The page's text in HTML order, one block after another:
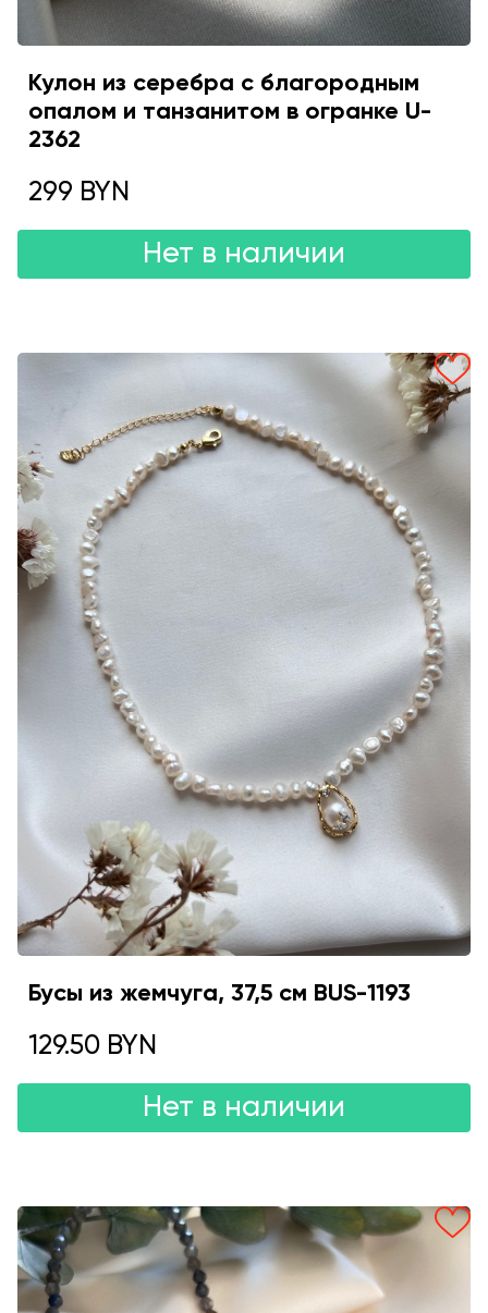
Кулон из серебра с благородным
опалом и танзанитом в огранке U-
2362
299 BYN
Нет в наличии
Бусы из жемчуга, 37,5 см BUS-1193
129.50 BYN
Нет в наличии